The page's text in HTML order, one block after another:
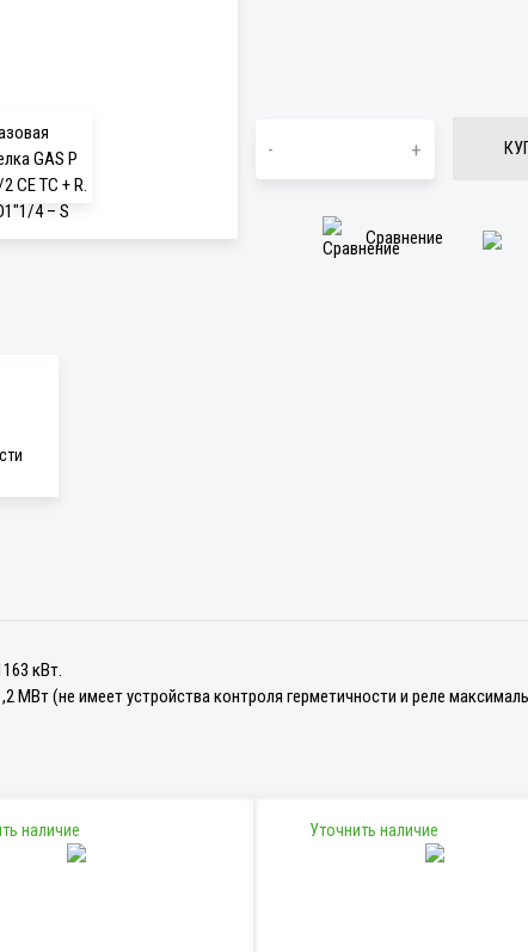
- +
Сравнение
кВт.
МВт (не имеет устройства контроля герметичности и реле
наличие Уточнить наличие